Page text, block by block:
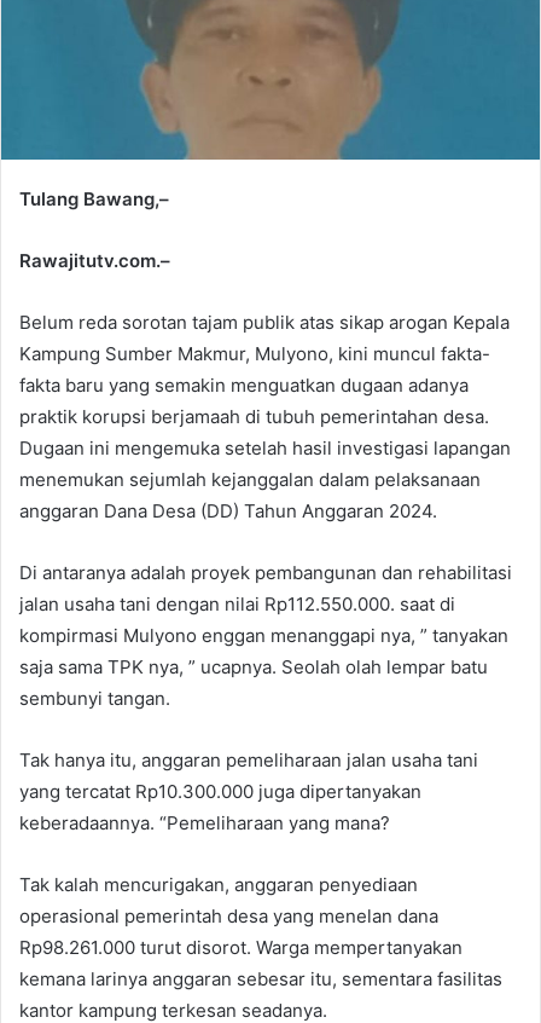
Tulang Bawang,–
Rawajitutv.com.–
Belum reda sorotan tajam publik atas sikap arogan Kepala
Kampung Sumber Makmur, Mulyono, kini muncul fakta-
fakta baru yang semakin menguatkan dugaan adanya
praktik korupsi berjamaah di tubuh pemerintahan desa.
Dugaan ini mengemuka setelah hasil investigasi lapangan
menemukan sejumlah kejanggalan dalam pelaksanaan
anggaran Dana Desa (DD) Tahun Anggaran 2024.
Di antaranya adalah proyek pembangunan dan rehabilitasi
jalan usaha tani dengan nilai Rp112.550.000. saat di
kompirmasi Mulyono enggan menanggapi nya, ” tanyakan
saja sama TPK nya, ” ucapnya. Seolah olah lempar batu
sembunyi tangan.
Tak hanya itu, anggaran pemeliharaan jalan usaha tani
yang tercatat Rp10.300.000 juga dipertanyakan
keberadaannya. “Pemeliharaan yang mana?
Tak kalah mencurigakan, anggaran penyediaan
operasional pemerintah desa yang menelan dana
Rp98.261.000 turut disorot. Warga mempertanyakan
kemana larinya anggaran sebesar itu, sementara fasilitas
kantor kampung terkesan seadanya.